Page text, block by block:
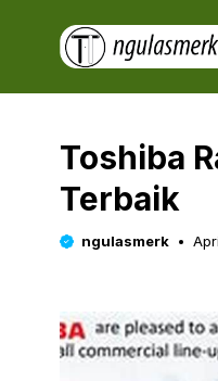
Toshiba
Terbaik
ngulasmerk